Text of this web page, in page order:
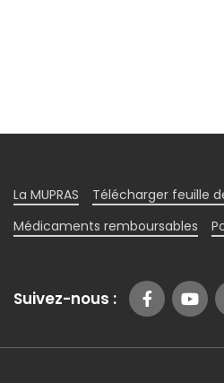
La MUPRAS
Télécharger feuille
Médicaments remboursables
Suivez-nous :